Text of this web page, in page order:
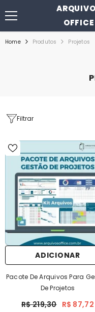
PULAR PARA O CONTEÚDO
OFFICE
Home Produtos Projetos
Filtrar
ADICIONAR
Pacote De Arquivos Para
De Projetos
R$ 219,30 R$ 87,72